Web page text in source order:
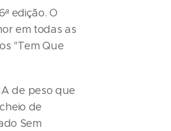
ªedição. O
em todas as
"Tem Que
de peso que
de
Sem